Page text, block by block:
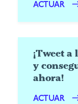
ACTUAR
¡Tweet
y
ahora!
ACTUAR